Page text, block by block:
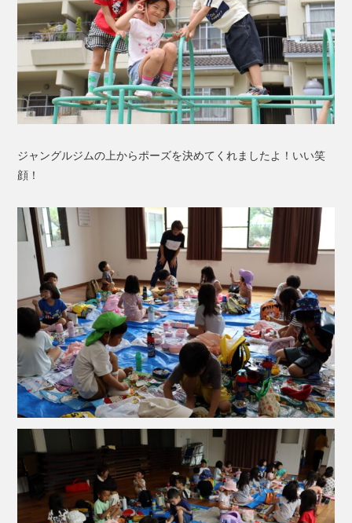
ジャングルジムの上からポーズを決めてくれましたよ！いい笑
顔！